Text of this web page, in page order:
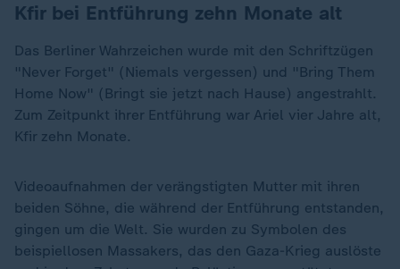
Kfir bei Entführung zehn Monate alt
Das Berliner Wahrzeichen wurde mit den Schriftzügen
"Never Forget" (Niemals vergessen) und "Bring Them
Home Now" (Bringt sie jetzt nach Hause) angestrahlt.
Zum Zeitpunkt ihrer Entführung war Ariel vier Jahre alt,
Kfir zehn Monate.
Videoaufnahmen der verängstigten Mutter mit ihren
beiden Söhne, die während der Entführung entstanden,
gingen um die Welt. Sie wurden zu Symbolen des
beispiellosen Massakers, das den Gaza-Krieg auslöste